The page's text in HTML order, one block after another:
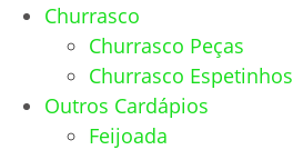
Churrasco
Churrasco Peças
Churrasco Espetinhos
Outros Cardápios
Feijoada